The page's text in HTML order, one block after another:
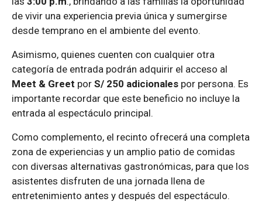
de vivir una experiencia previa única y sumergirse
desde temprano en el ambiente del evento.
Asimismo, quienes cuenten con cualquier otra
categoría de entrada podrán adquirir el acceso al
Meet & Greet por S/ 250 adicionales por persona. Es
importante recordar que este beneficio no incluye la
entrada al espectáculo principal.
Como complemento, el recinto ofrecerá una completa
zona de experiencias y un amplio patio de comidas
con diversas alternativas gastronómicas, para que los
asistentes disfruten de una jornada llena de
entretenimiento antes y después del espectáculo.